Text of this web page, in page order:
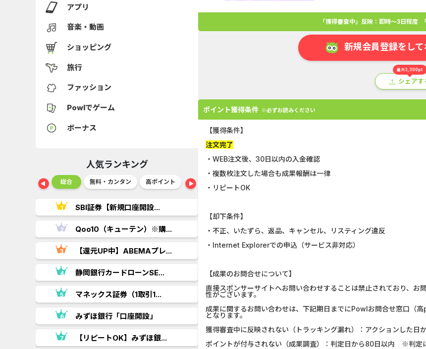
アプリ
音楽・動画
ショッピング
旅行
ファッション
Powlでゲーム
ボーナス
人気ランキング
ショッピング 総合 無料・カンタン 高ポイント ゲーム
SBI証券【新規口座開設...
Qoo10（キューテン）※購...
【還元UP中】ABEMAプレ...
静岡銀行カードローンSE...
マネックス証券（1取引1...
みずほ銀行「口座開設」
【リピートOK】みずほ銀...
GFS無料特別講座
U-NEXT_無料お試し登録
DOOR賃貸
Nielsen（ニールセン）...
ウォーターカラーソート...
みずほ
【リ
「獲得審査中」反映：即時～3日程度
新規会員登録をして
最大3,300pt
シェアす
ポイント獲得条件 ※必ずお読みください
【獲得条件】
注文完了
・WEB注文後、30日以内の入金確認
・複数枚注文した場合も成果報酬は一律
・リピートOK
【却下条件】
・不正、いたずら、返品、キャンセル、リスティング違反
・Internet Explorerでの申込（サービス非対応）
【成果のお問合せについて】
直接スポンサーサイトへお問い合わせすることは禁止されており、
性がございます。
成果に関するお問い合わせは、下記期日までにPowlお問合せ窓口（
となります。
獲得審査中に反映されない（トラッキング漏れ）：アクションした日
ポイントが付与されない（成果調査）：判定日から80日以内 ※判定